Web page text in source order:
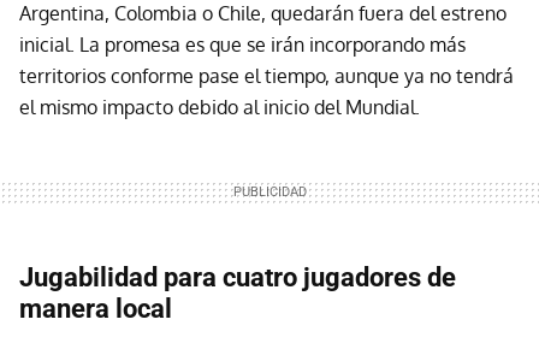
Argentina, Colombia o Chile, quedarán fuera del estreno
inicial. La promesa es que se irán incorporando más
territorios conforme pase el tiempo, aunque ya no tendrá
el mismo impacto debido al inicio del Mundial.
Jugabilidad para cuatro jugadores de
manera local